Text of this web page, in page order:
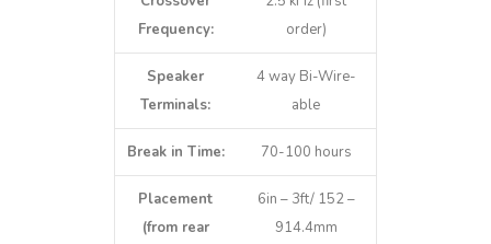
Frequency:
order)
Speaker
Terminals:
4 way Bi-Wire-
able
Break in Time: 70-100 hours
Placement
(from rear
6in – 3ft/ 152 –
914.4mm